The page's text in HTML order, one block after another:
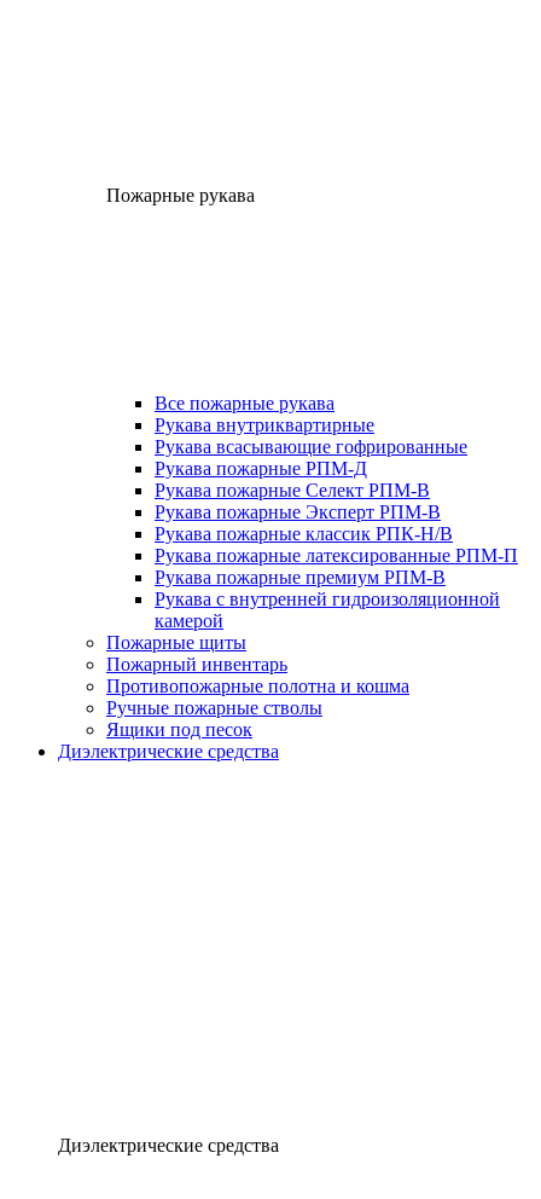
Пожарные рукава
Все пожарные рукава
Рукава внутриквартирные
Рукава всасывающие гофрированные
Рукава пожарные РПМ-Д
Рукава пожарные Селект РПМ-В
Рукава пожарные Эксперт РПМ-В
Рукава пожарные классик РПК-Н/В
Рукава пожарные латексированные РПМ-П
Рукава пожарные премиум РПМ-В
Рукава с внутренней гидроизоляционной
камерой
Пожарные щиты
Пожарный инвентарь
Противопожарные полотна и кошма
Ручные пожарные стволы
Ящики под песок
Диэлектрические средства
Диэлектрические средства